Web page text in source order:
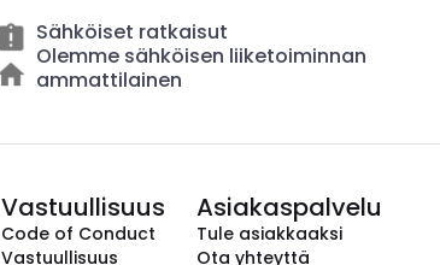
Sähköiset ratkaisut
Olemme sähköisen liiketoiminnan
ammattilainen
Vastuullisuus
Code of Conduct
Vastuullisuus
Asiakaspalvelu
Tule asiakkaaksi
Ota yhteyttä